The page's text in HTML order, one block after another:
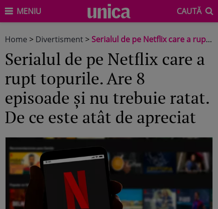
MENIU CAUTĂ
Home > Divertisment > Serialul de pe Netflix care a rupt topurile. Are 8 episoade și nu trebuie ratat. De ce este atât de apreciat
Serialul de pe Netflix care a
rupt topurile. Are 8
episoade și nu trebuie ratat.
De ce este atât de apreciat